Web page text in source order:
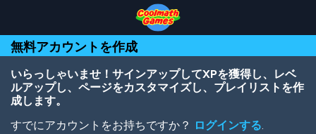
Top
of
Page
Navigation
Main
Content
Footer
ン
コ
ン
移
無料アカウントを作成
いらっしゃいませ！サインアップしてXPを獲得し、レベ
ルアップし、ページをカスタマイズし、プレイリストを作
成します。
すでにアカウントをお持ちですか？ ログインする.